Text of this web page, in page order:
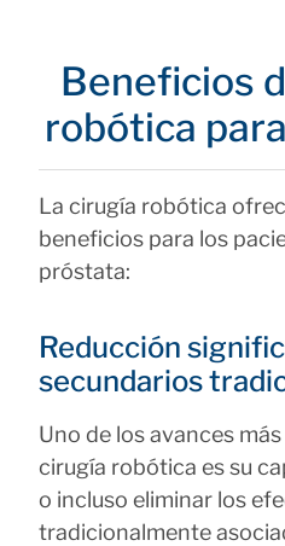
Beneficios
robótica
La cirugía robótica
beneficios para los
próstata:
Reducción
secundarios
Uno de los avances
cirugía robótica es su
o incluso eliminar los
tradicionalmente